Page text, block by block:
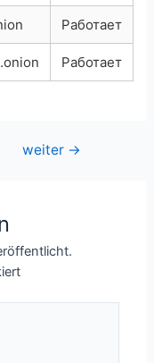
Работает
Работает
weiter →